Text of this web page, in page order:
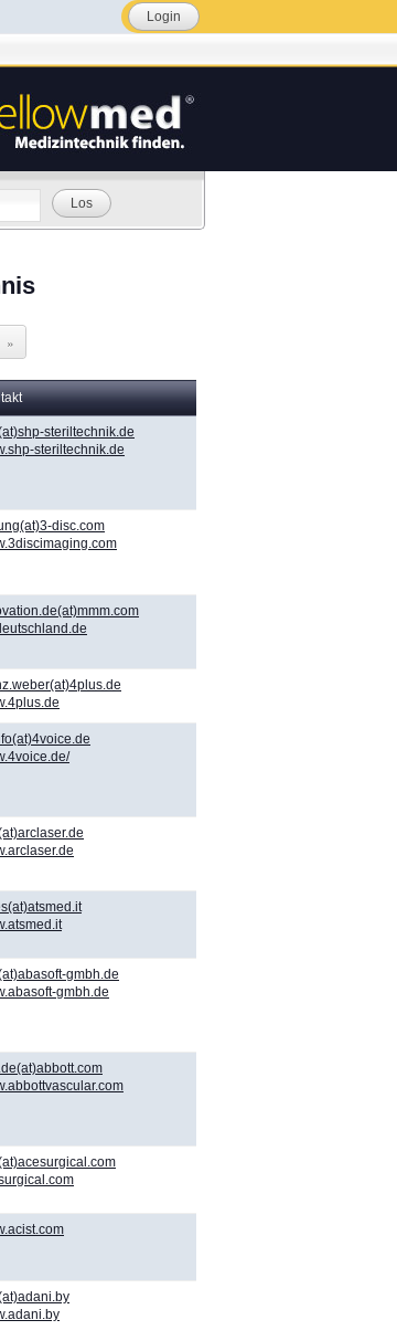
Login
Los
»
steriltechnik.de
steriltechnik.de
disc.com
gmbh.de
gmbh.de